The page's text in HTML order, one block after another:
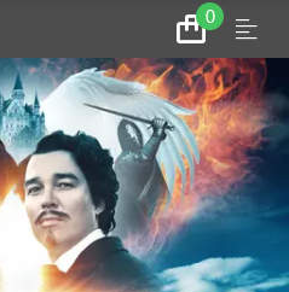
0
Zum
Warenkorb
Menu